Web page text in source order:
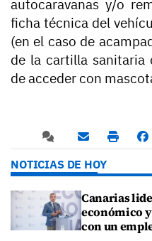
autocaravanas y/o
ficha técnica del
(en el caso de
de la cartilla sanitaria
de acceder con
NOTICIAS DE HOY
Canarias
económico
con un